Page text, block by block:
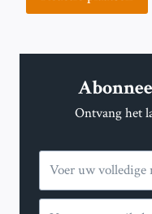
Ontvang het